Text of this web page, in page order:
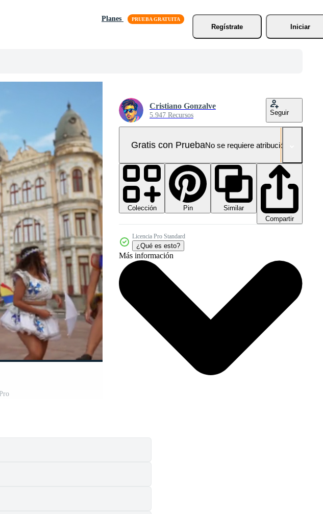
Planes
Regístrate
Iniciar
Cristiano Gonzalve
5.947 Recursos Seguir
Gratis con PruebaNo se requiere atribución!
Colección Pin
Similar
Compartir
Licencia Pro Standard
¿Qué es esto?
Más información